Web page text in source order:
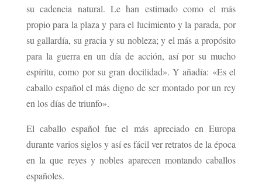
su cadencia natural. Le han estimado como el más
propio para la plaza y para el lucimiento y la parada, por
su gallardía, su gracia y su nobleza; y el más a propósito
para la guerra en un día de acción, así por su mucho
espíritu, como por su gran docilidad». Y añadía: «Es el
caballo español el más digno de ser montado por un rey
en los días de triunfo».
El caballo español fue el más apreciado en Europa
durante varios siglos y así es fácil ver retratos de la época
en la que reyes y nobles aparecen montando caballos
españoles.